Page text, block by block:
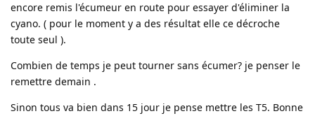
encore remis l'écumeur en route pour essayer d'éliminer la
cyano. ( pour le moment y a des résultat elle ce décroche
toute seul ).
Combien de temps je peut tourner sans écumer? je penser le
remettre demain .
Sinon tous va bien dans 15 jour je pense mettre les T5. Bonne